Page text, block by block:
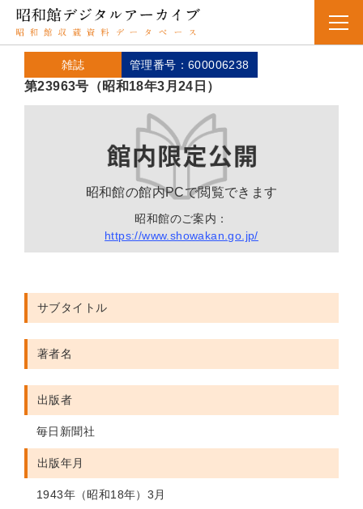
雑誌 管理番号：600006238
第23963号（昭和18年3月24日）
昭和館の館内PCで閲覧できます
昭和館のご案内：
https://www.showakan.go.jp/
サブタイトル
著者名
出版者
毎日新聞社
出版年月
1943年（昭和18年）3月